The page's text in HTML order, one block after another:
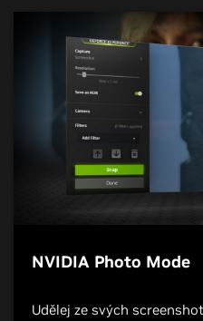
NVIDIA Photo Mode
Udělej ze svých